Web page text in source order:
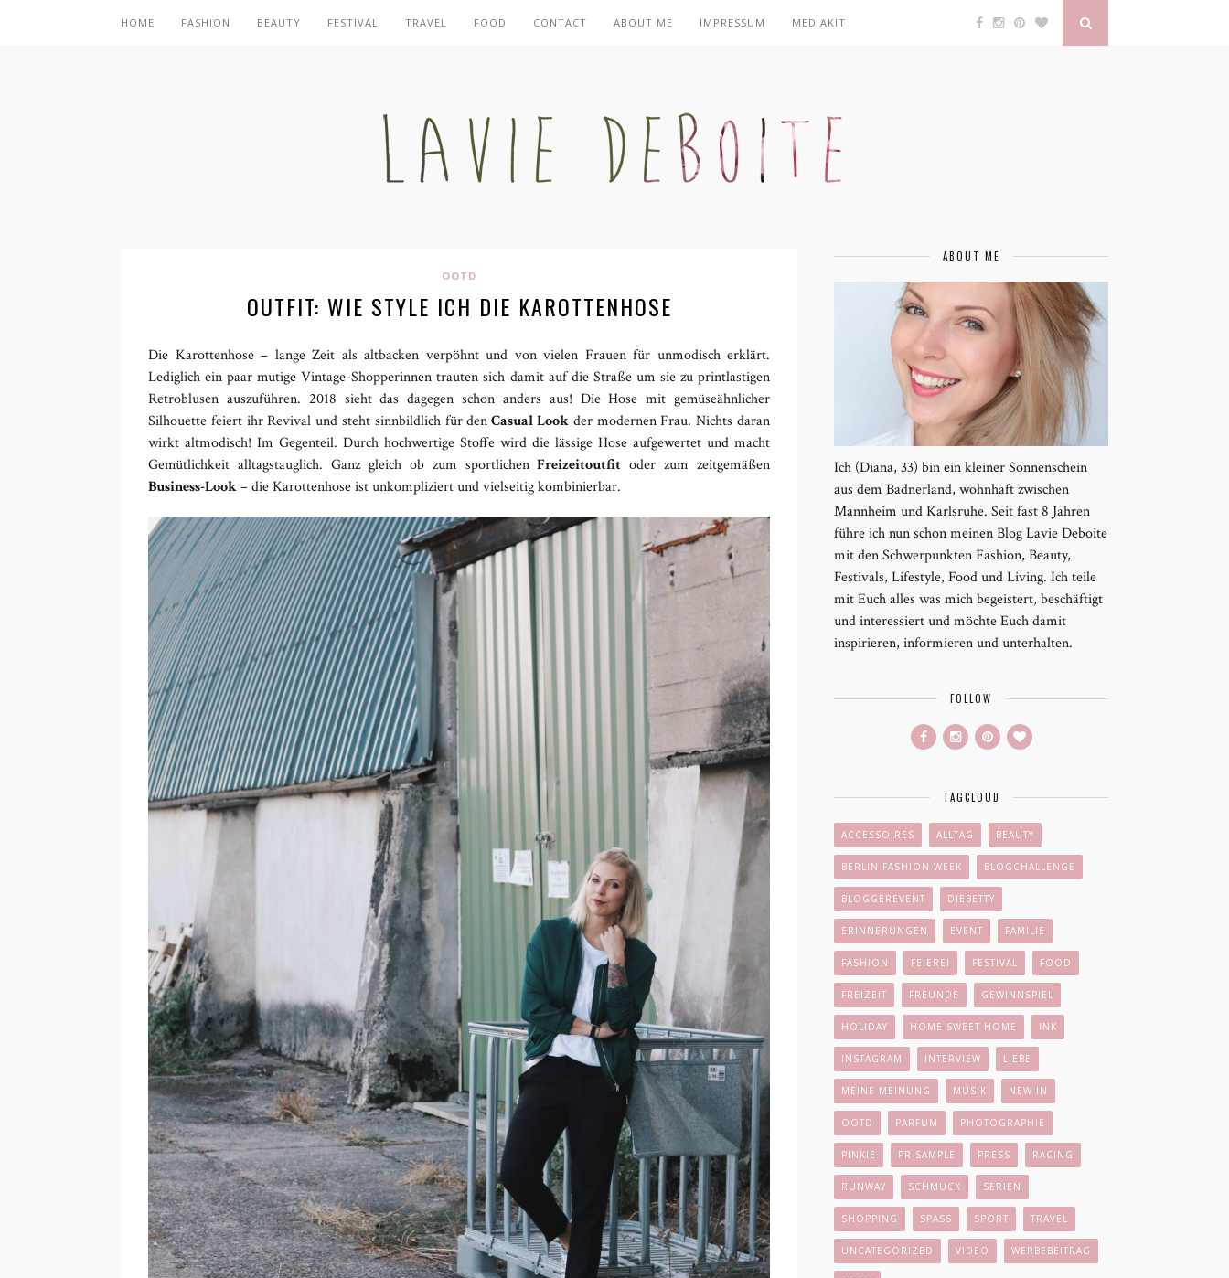
HOME FASHION BEAUTY FESTIVAL TRAVEL FOOD CONTACT ABOUT ME IMPRESSUM MEDIAKIT
OOTD
OUTFIT: WIE STYLE ICH DIE KAROTTENHOSE
Die Karottenhose – lange Zeit als altbacken verpöhnt und von vielen Frauen für unmodisch erklärt.
Lediglich ein paar mutige Vintage-Shopperinnen trauten sich damit auf die Straße um sie zu printlastigen
Retroblusen auszuführen. 2018 sieht das dagegen schon anders aus! Die Hose mit gemüseähnlicher
Silhouette feiert ihr Revival und steht sinnbildlich für denCasual Look der modernen Frau. Nichts daran
wirkt altmodisch! Im Gegenteil. Durch hochwertige Stoffe wird die lässige Hose aufgewertet und macht
Gemütlichkeit alltagstauglich. Ganz gleich ob zum sportlichen Freizeitoutfit oder zum zeitgemäßen
Business-Look– die Karottenhose ist unkompliziert und vielseitig kombinierbar.
ABOUT ME
Ich (Diana, 33) bin ein kleiner Sonnenschein
aus dem Badnerland, wohnhaft zwischen
Mannheim und Karlsruhe. Seit fast 8 Jahren
führe ich nun schon meinen Blog Lavie Deboite
mit den Schwerpunkten Fashion, Beauty,
Festivals, Lifestyle, Food und Living. Ich teile
mit Euch alles was mich begeistert, beschäftigt
und interessiert und möchte Euch damit
inspirieren, informieren und unterhalten.
FOLLOW
TAGCLOUD
ACCESSOIRES ALLTAG BEAUTY
BERLIN FASHION WEEK BLOGCHALLENGE
BLOGGEREVENT DIEBETTY
ERINNERUNGEN EVENT FAMILIE
FASHION FEIEREI FESTIVAL FOOD
FREIZEIT FREUNDE GEWINNSPIEL
HOLIDAY HOME SWEET HOME INK
INSTAGRAM INTERVIEW LIEBE
MEINE MEINUNG MUSIK NEW IN
OOTD PARFUM PHOTOGRAPHIE
PINKIE PR-SAMPLE PRESS RACING
RUNWAY SCHMUCK SERIEN
SHOPPING SPASS SPORT TRAVEL
UNCATEGORIZED VIDEO WERBEBEITRAG